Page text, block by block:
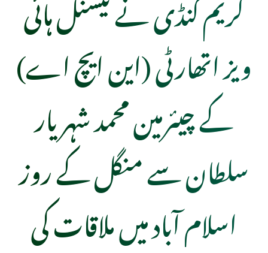
ویز اتھارٹی (این ایچ اے)
کے چیئرمین محمد شہریار
سلطان سے منگل کے روز
اسلام آباد میں ملاقات کی